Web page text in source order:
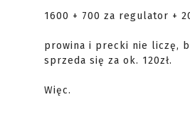
1600 + 700 za regulator +
prowina i precki nie liczę,
sprzeda się za ok. 120zł.
Więc.